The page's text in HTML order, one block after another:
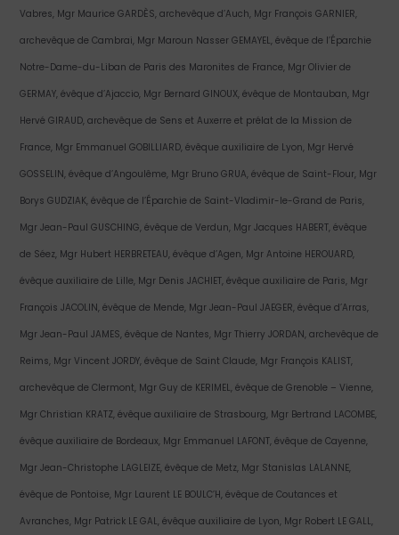
Vabres, Mgr Maurice GARDÈS, archevêque d’Auch, Mgr François GARNIER,
archevêque de Cambrai, Mgr Maroun Nasser GEMAYEL, évêque de l’Éparchie
Notre-Dame-du-Liban de Paris des Maronites de France, Mgr Olivier de
GERMAY, évêque d’Ajaccio, Mgr Bernard GINOUX, évêque de Montauban, Mgr
Hervé GIRAUD, archevêque de Sens et Auxerre et prélat de la Mission de
France, Mgr Emmanuel GOBILLIARD, évêque auxiliaire de Lyon, Mgr Hervé
GOSSELIN, évêque d’Angoulême, Mgr Bruno GRUA, évêque de Saint-Flour, Mgr
Borys GUDZIAK, évêque de l’Éparchie de Saint-Vladimir-le-Grand de Paris,
Mgr Jean-Paul GUSCHING, évêque de Verdun, Mgr Jacques HABERT, évêque
de Séez, Mgr Hubert HERBRETEAU, évêque d’Agen, Mgr Antoine HEROUARD,
évêque auxiliaire de Lille, Mgr Denis JACHIET, évêque auxiliaire de Paris, Mgr
François JACOLIN, évêque de Mende, Mgr Jean-Paul JAEGER, évêque d’Arras,
Mgr Jean-Paul JAMES, évêque de Nantes, Mgr Thierry JORDAN, archevêque de
Reims, Mgr Vincent JORDY, évêque de Saint Claude, Mgr François KALIST,
archevêque de Clermont, Mgr Guy de KERIMEL, évêque de Grenoble – Vienne,
Mgr Christian KRATZ, évêque auxiliaire de Strasbourg, Mgr Bertrand LACOMBE,
évêque auxiliaire de Bordeaux, Mgr Emmanuel LAFONT, évêque de Cayenne,
Mgr Jean-Christophe LAGLEIZE, évêque de Metz, Mgr Stanislas LALANNE,
évêque de Pontoise, Mgr Laurent LE BOULC’H, évêque de Coutances et
Avranches, Mgr Patrick LE GAL, évêque auxiliaire de Lyon, Mgr Robert LE GALL,